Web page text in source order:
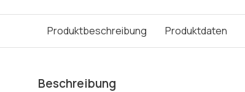
Produktbeschreibung Produktdaten
Beschreibung